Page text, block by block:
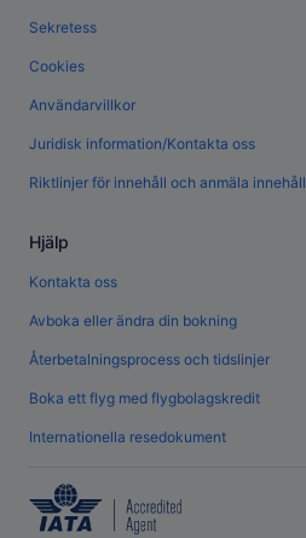
Sekretess
Cookies
Användarvillkor
Juridisk information/Kontakta oss
Riktlinjer för innehåll och anmäla innehåll
Hjälp
Kontakta oss
Avboka eller ändra din bokning
Återbetalningsprocess och tidslinjer
Boka ett flyg med flygbolagskredit
Internationella resedokument